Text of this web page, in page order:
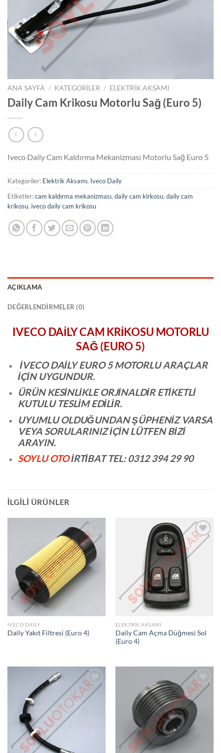
ANA SAYFA / KATEGORILER / ELEKTRIK AKSAMI
Daily Cam Krikosu Motorlu Sağ (Euro 5)
Iveco Daily Cam Kaldırma Mekanizması Motorlu Sağ Euro 5
Kategoriler: Elektrik Aksamı, Iveco Daily
Etiketler:cam kaldırma mekanizması, daily cam kirkosu, daily cam
krikosu, iveco daily cam krikosu
AÇIKLAMA
DEĞERLENDIRMELER (0)
IVECO DAİLY CAM KRİKOSU MOTORLU
SAĞ (EURO 5)
İVECO DAİLY EURO 5 MOTORLU ARAÇLAR
İÇİN UYGUNDUR.
ÜRÜN KESİNLİKLE ORJİNALDİR ETİKETLİ
KUTULU TESLİM EDİLİR.
UYUMLU OLDUĞUNDAN ŞÜPHENİZ VARSA
VEYA SORULARINIZ İÇİN LÜTFEN BİZİ
ARAYIN.
SOYLU OTOİRTİBAT TEL: 0312 394 29 90
İLGILI ÜRÜNLER
İSTEK
LISTEME
EKLE
IVECO DAILY
Daily Yakıt Filtresi (Euro 4)
İSTEK
LISTEME
EKLE
ELEKTRIK AKSAMI
Daily Cam Açma Düğmesi Sol
(Euro 4)
İSTEK
İSTEK
LISTEME
EKLE